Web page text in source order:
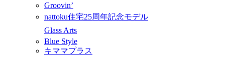
Groovin’
nattoku住宅25周年記念モデル
Glass Arts
Blue Style
キママプラス